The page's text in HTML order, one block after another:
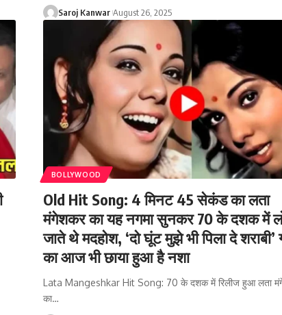
Saroj Kanwar August 26, 2025
BOLLYWOOD
Old Hit Song: 4 मिनट 45 सेकंड का लता
मंगेशकर का यह नगमा सुनकर 70 के दशक में
जाते थे मदहोश, ‘दो घूंट मुझे भी पिला दे शराबी’
का आज भी छाया हुआ है नशा
Lata Mangeshkar Hit Song: 70 के दशक में रिलीज हुआ लता
का…